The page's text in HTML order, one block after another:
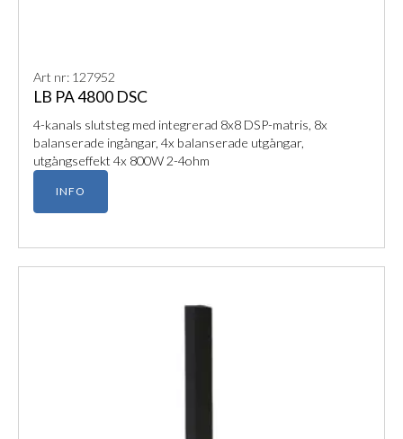
Art nr: 127952
LB PA 4800 DSC
4-kanals slutsteg med integrerad 8x8 DSP-matris, 8x
balanserade ingångar, 4x balanserade utgångar,
utgångseffekt 4x 800W 2-4ohm
INFO